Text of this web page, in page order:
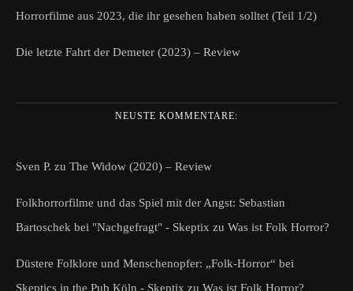
Horrorfilme aus 2023, die ihr gesehen haben solltet (Teil 1/2)
Die letzte Fahrt der Demeter (2023) – Review
NEUSTE KOMMENTARE:
Sven P. zu The Widow (2020) – Review
Folkhorrorfilme und das Spiel mit der Angst: Sebastian
Bartoschek bei "Nachgefragt" - Skeptix zu Was ist Folk Horror?
Düstere Folklore und Menschenopfer: „Folk-Horror“ bei
Skeptics in the Pub Köln - Skeptix zu Was ist Folk Horror?